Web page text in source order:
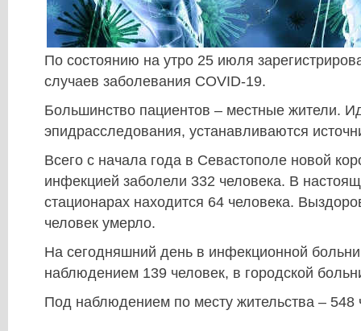
По состоянию на утро 25 июля
случаев заболевания COVID-19.
Большинство пациентов – местные жители.
эпидрасследования, устанавливаются
Всего с начала года в Севастополе новой
инфекцией заболели 332 человека. В
стационарах находится 64 человека.
человек умерло.
На сегодняшний день в инфекционной
наблюдением 139 человек, в городской
Под наблюдением по месту жительства – 548